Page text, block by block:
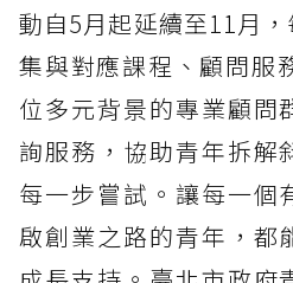
動自5月起延續至11月
集與對應課程、顧問服
位多元背景的專業顧問
詢服務，協助青年拆解
每一步嘗試。讓每一個
啟創業之路的青年，都